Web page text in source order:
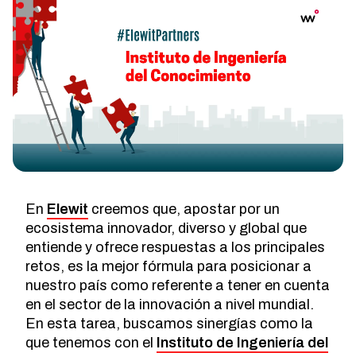
En Elewit creemos que, apostar por un
ecosistema innovador, diverso y global que
entiende y ofrece respuestas a los principales
retos, es la mejor fórmula para posicionar a
nuestro país como referente a tener en cuenta
en el sector de la innovación a nivel mundial.
En esta tarea, buscamos sinergías como la
que tenemos con el
Instituto de Ingeniería del